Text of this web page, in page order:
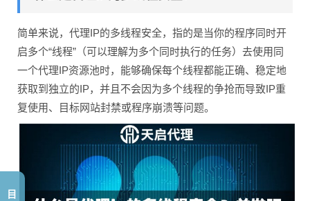
简单来说，代理IP的多线程安全，指的是当你的程序同时开
启多个“线程”（可以理解为多个同时执行的任务）去使用同
一个代理IP资源池时，能够确保每个线程都能正确、稳定地
获取到独立的IP，并且不会因为多个线程的争抢而导致IP重
复使用、目标网站封禁或程序崩溃等问题。
目